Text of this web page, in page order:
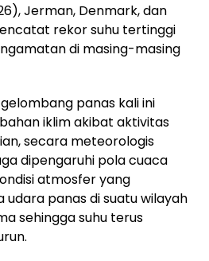
Jerman, Denmark, dan
rekor suhu tertinggi
di masing-masing
panas kali ini
iklim akibat aktivitas
secara meteorologis
dipengaruhi pola cuaca
atmosfer yang
panas di suatu wilayah
sehingga suhu terus